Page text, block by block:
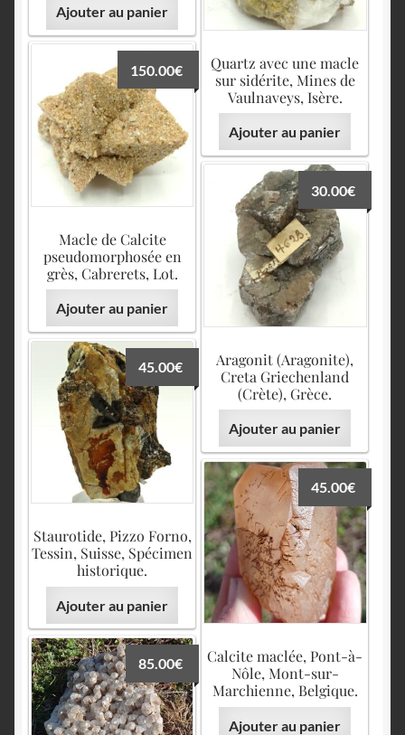
Ajouter au panier
Quartz avec une macle
sur sidérite, Mines de
Vaulnaveys, Isère.
Ajouter au panier
Macle de Calcite
pseudomorphosée en
grès, Cabrerets, Lot.
150.00€
Ajouter au panier
Aragonit (Aragonite),
Creta Griechenland
(Crète), Grèce.
30.00€
Ajouter au panier
Staurotide, Pizzo Forno,
Tessin, Suisse, Spécimen
historique.
45.00€
Ajouter au panier
Calcite maclée, Pont-à-
Nôle, Mont-sur-
Marchienne, Belgique.
45.00€
Ajouter au panier
85.00€